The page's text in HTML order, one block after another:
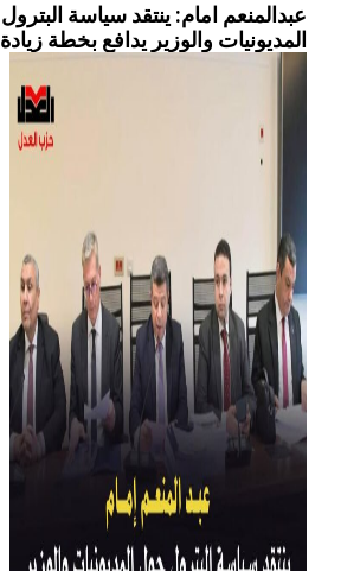
عبدالمنعم امام: ينتقد سياسة البترول حول
المديونيات والوزير يدافع بخطة زيادة الإنتاج